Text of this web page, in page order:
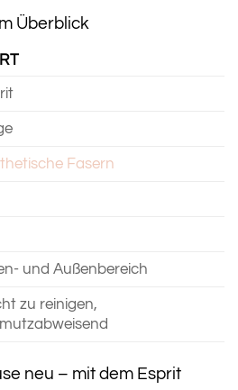
Überblick
Fasern
und Außenbereich
zu reinigen,
neu – mit dem Esprit